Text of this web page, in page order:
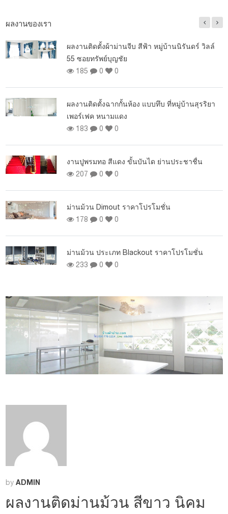
ผลงานของเรา
ผลงานติดตั้งผ้าม่านจีบ สีฟ้า หมู่บ้านนิรันดร์ วิลล์
55 ซอยทรัพย์บุญชัย
185
0 0
ผลงานติดตั้งฉากกั้นห้อง แบบทึบ ที่หมู่บ้านสุรริยา
เพอร์เฟค หนามแดง
183
0 0
งานปูพรมทอ สีแดง ขั้นบันได ย่านประชาชื่น
207
0 0
ม่านม้วน Dimout ราคาโปรโมชั่น
178
0 0
ม่านม้วน ประเภท Blackout ราคาโปรโมชั่น
233
0 0
by ADMIN
ผลงานติดม่านม้วน สีขาว นิคม